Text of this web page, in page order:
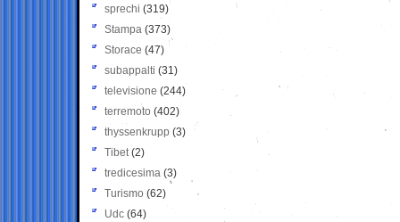
sprechi (319)
Stampa (373)
Storace (47)
subappalti (31)
televisione(244)
terremoto (402)
thyssenkrupp (3)
Tibet(2)
tredicesima (3)
Turismo (62)
Udc (64)